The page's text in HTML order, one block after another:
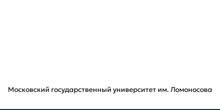
Московский государственный университет им. Ломоносова